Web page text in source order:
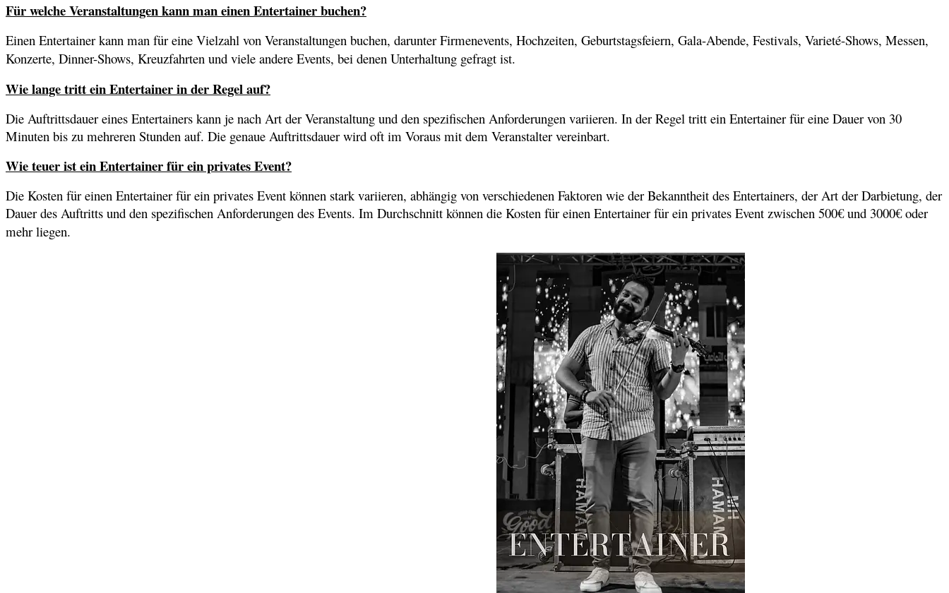
Für welche Veranstaltungen kann man einen Entertainer buchen?
Einen Entertainer kann man für eine Vielzahl von Veranstaltungen buchen, darunter Firmenevents, Hochzeiten, Geburtstagsfeiern, Gala-Abende, Festivals, Varieté-Shows, Messen,
Konzerte, Dinner-Shows, Kreuzfahrten und viele andere Events, bei denen Unterhaltung gefragt ist.
Wie lange tritt ein Entertainer in der Regel auf?
Die Auftrittsdauer eines Entertainers kann je nach Art der Veranstaltung und den spezifischen Anforderungen variieren. In der Regel tritt ein Entertainer für eine Dauer von 30
Minuten bis zu mehreren Stunden auf. Die genaue Auftrittsdauer wird oft im Voraus mit dem Veranstalter vereinbart.
Wie teuer ist ein Entertainer für ein privates Event?
Die Kosten für einen Entertainer für ein privates Event können stark variieren, abhängig von verschiedenen Faktoren wie der Bekanntheit des Entertainers, der Art der Darbietung, der
Dauer des Auftritts und den spezifischen Anforderungen des Events. Im Durchschnitt können die Kosten für einen Entertainer für ein privates Event zwischen 500€ und 3000€ oder
mehr liegen.